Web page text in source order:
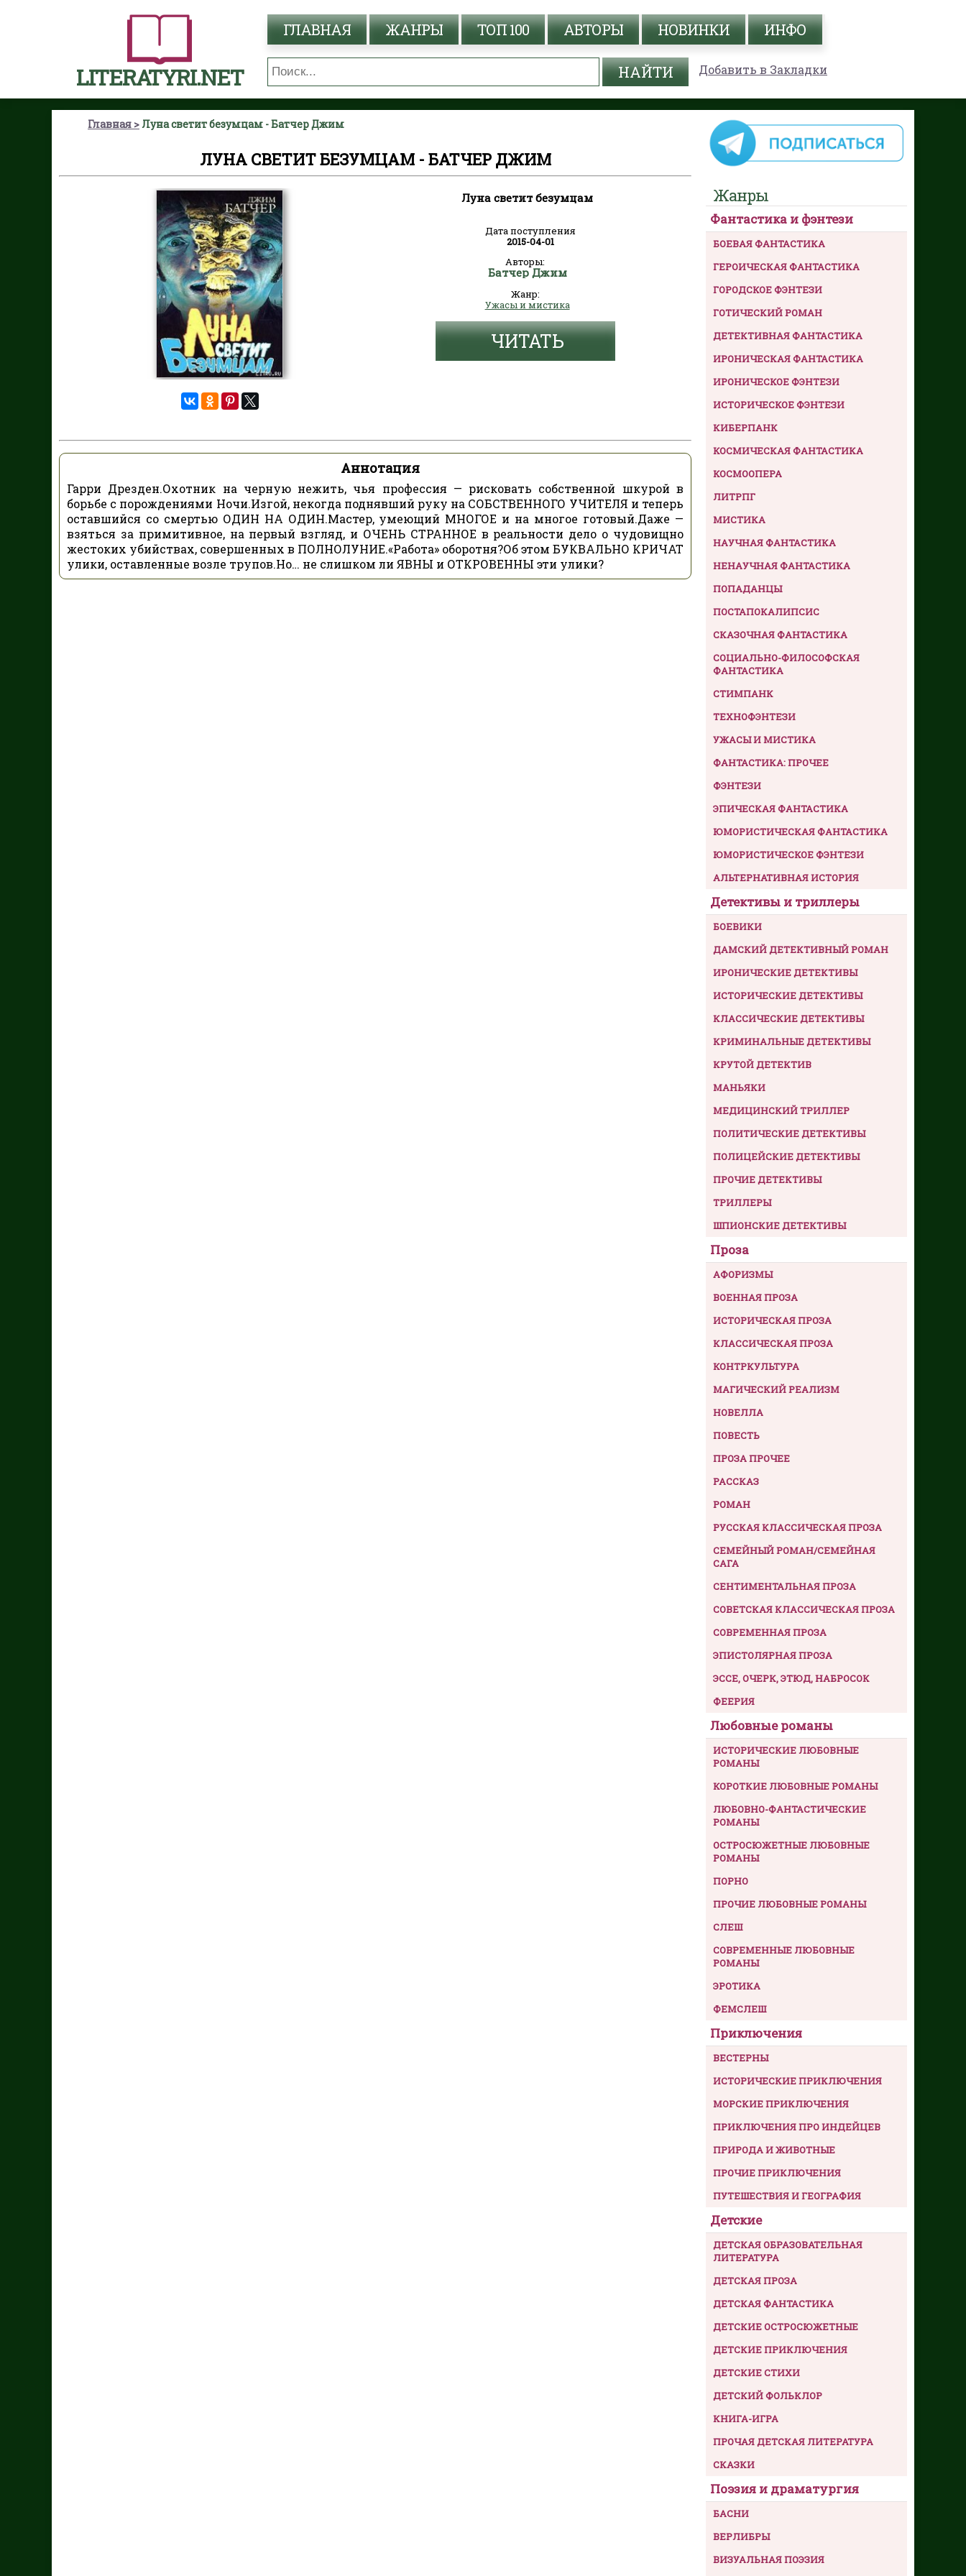
LITERATYRI.NET
ГЛАВНАЯ ЖАНРЫ ТОП 100 АВТОРЫ НОВИНКИ ИНФО
Добавить в Закладки
Главная Луна светит безумцам - Батчер Джим
ЛУНА СВЕТИТ БЕЗУМЦАМ - БАТЧЕР ДЖИМ
Луна светит безумцам
Дата поступления
2015-04-01
Авторы:
Батчер Джим
Жанр:
Ужасы и мистика
ЧИТАТЬ
Аннотация
Гарри Дрезден.Охотник на черную нежить, чья профессия — рисковать собственной шкурой в
борьбе с порождениями Ночи.Изгой, некогда поднявший руку на СОБСТВЕННОГО УЧИТЕЛЯ и теперь
оставшийся со смертью ОДИН НА ОДИН.Мастер, умеющий МНОГОЕ и на многое готовый.Даже —
взяться за примитивное, на первый взгляд, и ОЧЕНЬ СТРАННОЕ в реальности дело о чудовищно
жестоких убийствах, совершенных в ПОЛНОЛУНИЕ.«Работа» оборотня?Об этом БУКВАЛЬНО КРИЧАТ
улики, оставленные возле трупов.Но… не слишком ли ЯВНЫ и ОТКРОВЕННЫ эти улики?
Жанры
Фантастика и фэнтези
БОЕВАЯ ФАНТАСТИКА
ГЕРОИЧЕСКАЯ ФАНТАСТИКА
ГОРОДСКОЕ ФЭНТЕЗИ
ГОТИЧЕСКИЙ РОМАН
ДЕТЕКТИВНАЯ ФАНТАСТИКА
ИРОНИЧЕСКАЯ ФАНТАСТИКА
ИРОНИЧЕСКОЕ ФЭНТЕЗИ
ИСТОРИЧЕСКОЕ ФЭНТЕЗИ
КИБЕРПАНК
КОСМИЧЕСКАЯ ФАНТАСТИКА
КОСМООПЕРА
ЛИТРПГ
МИСТИКА
НАУЧНАЯ ФАНТАСТИКА
НЕНАУЧНАЯ ФАНТАСТИКА
ПОПАДАНЦЫ
ПОСТАПОКАЛИПСИС
СКАЗОЧНАЯ ФАНТАСТИКА
СОЦИАЛЬНО-ФИЛОСОФСКАЯ
ФАНТАСТИКА
СТИМПАНК
ТЕХНОФЭНТЕЗИ
УЖАСЫ И МИСТИКА
ФАНТАСТИКА: ПРОЧЕЕ
ФЭНТЕЗИ
ЭПИЧЕСКАЯ ФАНТАСТИКА
ЮМОРИСТИЧЕСКАЯ ФАНТАСТИКА
ЮМОРИСТИЧЕСКОЕ ФЭНТЕЗИ
АЛЬТЕРНАТИВНАЯ ИСТОРИЯ
Детективы и триллеры
БОЕВИКИ
ДАМСКИЙ ДЕТЕКТИВНЫЙ РОМАН
ИРОНИЧЕСКИЕ ДЕТЕКТИВЫ
ИСТОРИЧЕСКИЕ ДЕТЕКТИВЫ
КЛАССИЧЕСКИЕ ДЕТЕКТИВЫ
КРИМИНАЛЬНЫЕ ДЕТЕКТИВЫ
КРУТОЙ ДЕТЕКТИВ
МАНЬЯКИ
МЕДИЦИНСКИЙ ТРИЛЛЕР
ПОЛИТИЧЕСКИЕ ДЕТЕКТИВЫ
ПОЛИЦЕЙСКИЕ ДЕТЕКТИВЫ
ПРОЧИЕ ДЕТЕКТИВЫ
ТРИЛЛЕРЫ
ШПИОНСКИЕ ДЕТЕКТИВЫ
Проза
АФОРИЗМЫ
ВОЕННАЯ ПРОЗА
ИСТОРИЧЕСКАЯ ПРОЗА
КЛАССИЧЕСКАЯ ПРОЗА
КОНТРКУЛЬТУРА
МАГИЧЕСКИЙ РЕАЛИЗМ
НОВЕЛЛА
ПОВЕСТЬ
ПРОЗА ПРОЧЕЕ
РАССКАЗ
РОМАН
РУССКАЯ КЛАССИЧЕСКАЯ ПРОЗА
СЕМЕЙНЫЙ РОМАН/СЕМЕЙНАЯ
САГА
СЕНТИМЕНТАЛЬНАЯ ПРОЗА
СОВЕТСКАЯ КЛАССИЧЕСКАЯ ПРОЗА
СОВРЕМЕННАЯ ПРОЗА
ЭПИСТОЛЯРНАЯ ПРОЗА
ЭССЕ, ОЧЕРК, ЭТЮД, НАБРОСОК
ФЕЕРИЯ
Любовные романы
ИСТОРИЧЕСКИЕ ЛЮБОВНЫЕ
РОМАНЫ
КОРОТКИЕ ЛЮБОВНЫЕ РОМАНЫ
ЛЮБОВНО-ФАНТАСТИЧЕСКИЕ
РОМАНЫ
ОСТРОСЮЖЕТНЫЕ ЛЮБОВНЫЕ
РОМАНЫ
ПОРНО
ПРОЧИЕ ЛЮБОВНЫЕ РОМАНЫ
СЛЕШ
СОВРЕМЕННЫЕ ЛЮБОВНЫЕ
РОМАНЫ
ЭРОТИКА
ФЕМСЛЕШ
Приключения
ВЕСТЕРНЫ
ИСТОРИЧЕСКИЕ ПРИКЛЮЧЕНИЯ
МОРСКИЕ ПРИКЛЮЧЕНИЯ
ПРИКЛЮЧЕНИЯ ПРО ИНДЕЙЦЕВ
ПРИРОДА И ЖИВОТНЫЕ
ПРОЧИЕ ПРИКЛЮЧЕНИЯ
ПУТЕШЕСТВИЯ И ГЕОГРАФИЯ
Детские
ДЕТСКАЯ ОБРАЗОВАТЕЛЬНАЯ
ЛИТЕРАТУРА
ДЕТСКАЯ ПРОЗА
ДЕТСКАЯ ФАНТАСТИКА
ДЕТСКИЕ ОСТРОСЮЖЕТНЫЕ
ДЕТСКИЕ ПРИКЛЮЧЕНИЯ
ДЕТСКИЕ СТИХИ
ДЕТСКИЙ ФОЛЬКЛОР
КНИГА-ИГРА
ПРОЧАЯ ДЕТСКАЯ ЛИТЕРАТУРА
СКАЗКИ
Поэзия и драматургия
БАСНИ
ВЕРЛИБРЫ
ВИЗУАЛЬНАЯ ПОЭЗИЯ